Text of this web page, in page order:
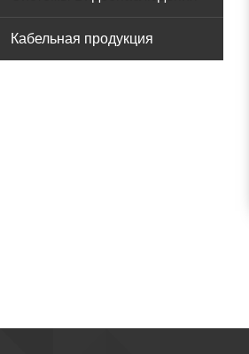
Кабельная продукция